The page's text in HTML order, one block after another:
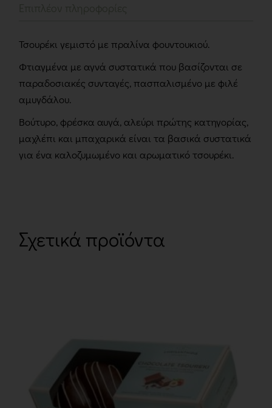
Τσουρέκι γεμιστό με πραλίνα φουντουκιού.
Φτιαγμένα με αγνά συστατικά που βασίζονται σε
παραδοσιακές συνταγές, πασπαλισμένο με φιλέ
αμυγδάλου.
Βούτυρο, φρέσκα αυγά, αλεύρι πρώτης κατηγορίας,
μαχλέπι και μπαχαρικά είναι τα βασικά συστατικά
για ένα καλοζυμωμένο και αρωματικό τσουρέκι.
Σχετικά προϊόντα